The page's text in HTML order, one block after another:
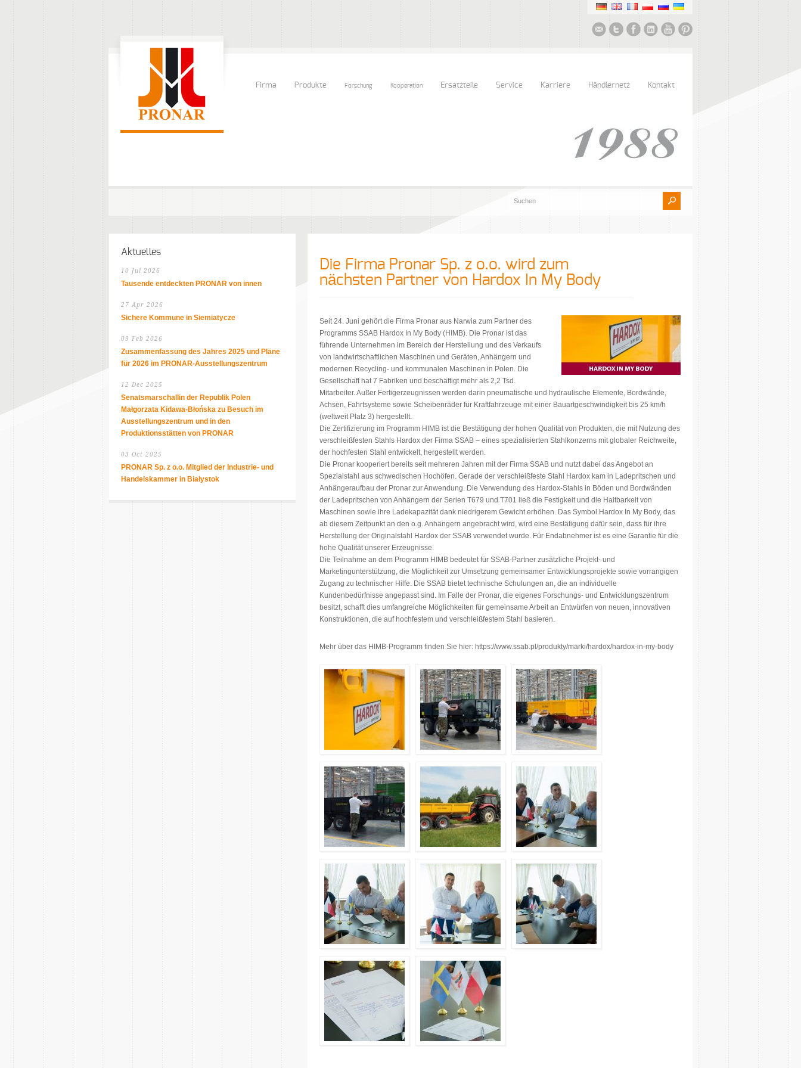
Firma Produkte Forschung Kooperation Ersatzteile Service Karriere Händlernetz Kontakt
Die Firma Pronar Sp. z o.o. wird zum
nächsten Partner von Hardox In My Body
Seit 24. Juni gehört die Firma Pronar aus Narwia zum Partner des
Programms SSAB Hardox In My Body (HIMB). Die Pronar ist das
führende Unternehmen im Bereich der Herstellung und des Verkaufs
von landwirtschaftlichen Maschinen und Geräten, Anhängern und
modernen Recycling- und kommunalen Maschinen in Polen. Die
Gesellschaft hat 7 Fabriken und beschäftigt mehr als 2,2 Tsd.
Mitarbeiter. Außer Fertigerzeugnissen werden darin pneumatische und hydraulische Elemente, Bordwände,
Achsen, Fahrtsysteme sowie Scheibenräder für Kraftfahrzeuge mit einer Bauartgeschwindigkeit bis 25 km/h
(weltweit Platz 3) hergestellt.
Die Zertifizierung im Programm HIMB ist die Bestätigung der hohen Qualität von Produkten, die mit Nutzung des
verschleißfesten Stahls Hardox der Firma SSAB – eines spezialisierten Stahlkonzerns mit globaler Reichweite,
der hochfesten Stahl entwickelt, hergestellt werden.
Die Pronar kooperiert bereits seit mehreren Jahren mit der Firma SSAB und nutzt dabei das Angebot an
Spezialstahl aus schwedischen Hochöfen. Gerade der verschleißfeste Stahl Hardox kam in Ladepritschen und
Anhängeraufbau der Pronar zur Anwendung. Die Verwendung des Hardox-Stahls in Böden und Bordwänden
der Ladepritschen von Anhängern der Serien T679 und T701 ließ die Festigkeit und die Haltbarkeit von
Maschinen sowie ihre Ladekapazität dank niedrigerem Gewicht erhöhen. Das Symbol Hardox In My Body, das
ab diesem Zeitpunkt an den o.g. Anhängern angebracht wird, wird eine Bestätigung dafür sein, dass für ihre
Herstellung der Originalstahl Hardox der SSAB verwendet wurde. Für Endabnehmer ist es eine Garantie für die
hohe Qualität unserer Erzeugnisse.
Die Teilnahme an dem Programm HIMB bedeutet für SSAB-Partner zusätzliche Projekt- und
Marketingunterstützung, die Möglichkeit zur Umsetzung gemeinsamer Entwicklungsprojekte sowie vorrangigen
Zugang zu technischer Hilfe. Die SSAB bietet technische Schulungen an, die an individuelle
Kundenbedürfnisse angepasst sind. Im Falle der Pronar, die eigenes Forschungs- und Entwicklungszentrum
besitzt, schafft dies umfangreiche Möglichkeiten für gemeinsame Arbeit an Entwürfen von neuen, innovativen
Konstruktionen, die auf hochfestem und verschleißfestem Stahl basieren.
Mehr über das HIMB-Programm finden Sie hier: https://www.ssab.pl/produkty/marki/hardox/hardox-in-my-body
Aktuelles
10 Jul 2026
Tausende entdeckten PRONAR von innen
27 Apr 2026
Sichere Kommune in Siemiatycze
09 Feb 2026
Zusammenfassung des Jahres 2025 und Pläne
für 2026 im PRONAR-Ausstellungszentrum
12 Dec 2025
Senatsmarschallin der Republik Polen
Małgorzata Kidawa-Błońska zu Besuch im
Ausstellungszentrum und in den
Produktionsstätten von PRONAR
03 Oct 2025
PRONAR Sp. z o.o. Mitglied der Industrie- und
Handelskammer in Białystok